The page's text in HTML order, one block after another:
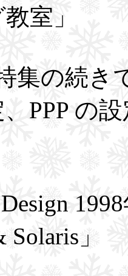
室」
集の続き
PPP の
Design
」